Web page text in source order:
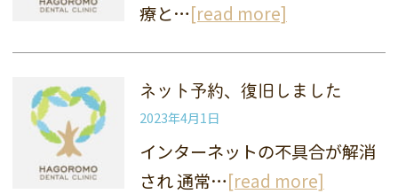
療と…[read more]
ネット予約、復旧しました
2023年4月1日
インターネットの不具合が解消
され 通常…[read more]